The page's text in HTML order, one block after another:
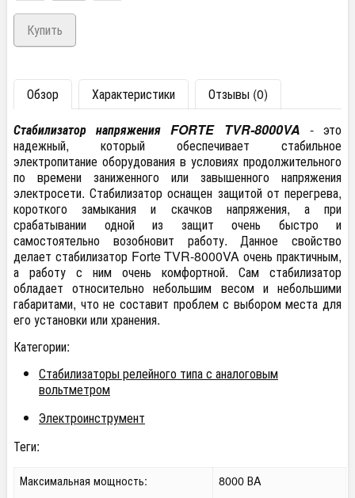
Обзор Характеристики
Отзывы (0)
Стабилизатор напряжения FORTE TVR-8000VA - это
надежный, который обеспечивает стабильное
электропитание оборудования в условиях продолжительного
по времени заниженного или завышенного напряжения
электросети. Стабилизатор оснащен защитой от перегрева,
короткого замыкания и скачков напряжения, а при
срабатывании одной из защит очень быстро и
самостоятельно возобновит работу. Данное свойство
делает стабилизатор Forte TVR-8000VA очень практичным,
а работу с ним очень комфортной. Сам стабилизатор
обладает относительно небольшим весом и небольшими
габаритами, что не составит проблем с выбором места для
его установки или хранения.
Категории:
Стабилизаторы релейного типа с аналоговым
вольтметром
Электроинструмент
Теги:
Максимальная мощность: 8000 ВA